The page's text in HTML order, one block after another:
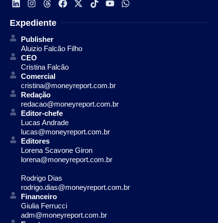
Expediente
Publisher
Aluizio Falcão Filho
CEO
Cristina Falcão
Comercial
cristina@moneyreport.com.br
Redação
redacao@moneyreport.com.br
Editor-chefe
Lucas Andrade
lucas@moneyreport.com.br
Editores
Lorena Scavone Giron
lorena@moneyreport.com.br
Rodrigo Dias
rodrigo.dias@moneyreport.com.br
Financeiro
Giulia Ferrucci
adm@moneyreport.com.br